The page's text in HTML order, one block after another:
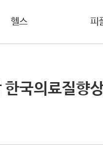
헬스 피
국의료질향